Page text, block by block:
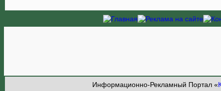
Информационно-Рекламный Портал «